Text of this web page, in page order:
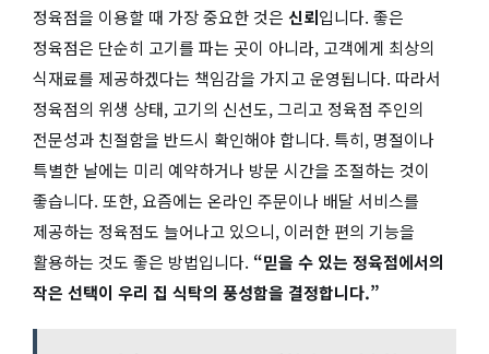
정육점을 이용할 때 가장 중요한 것은 신뢰입니다. 좋은
정육점은 단순히 고기를 파는 곳이 아니라, 고객에게 최상의
식재료를 제공하겠다는 책임감을 가지고 운영됩니다. 따라서
정육점의 위생 상태, 고기의 신선도, 그리고 정육점 주인의
전문성과 친절함을 반드시 확인해야 합니다. 특히, 명절이나
특별한 날에는 미리 예약하거나 방문 시간을 조절하는 것이
좋습니다. 또한, 요즘에는 온라인 주문이나 배달 서비스를
제공하는 정육점도 늘어나고 있으니, 이러한 편의 기능을
활용하는 것도 좋은 방법입니다. “믿을 수 있는 정육점에서의
작은 선택이 우리 집 식탁의 풍성함을 결정합니다.”